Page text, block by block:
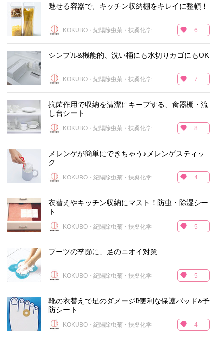
魅せる容器で、キッチン収納棚をキレイに整頓！
KOKUBO・紀陽除虫菊・扶桑化学 6
シンプル&機能的、洗い桶にも水切りカゴにもOK
KOKUBO・紀陽除虫菊・扶桑化学 7
抗菌作用で収納を清潔にキープする、食器棚・流
し台シート
KOKUBO・紀陽除虫菊・扶桑化学 8
メレンゲが簡単にできちゃう♪メレンゲスティッ
ク
KOKUBO・紀陽除虫菊・扶桑化学 4
衣替えやキッチン収納にマスト！防虫・除湿シー
ト
KOKUBO・紀陽除虫菊・扶桑化学 5
ブーツの季節に、足のニオイ対策
KOKUBO・紀陽除虫菊・扶桑化学 5
靴の衣替えで足のダメージ⁉便利な保護パッド&予
防シート
KOKUBO・紀陽除虫菊・扶桑化学 4